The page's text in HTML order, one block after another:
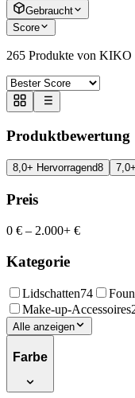
Gebraucht
Score
265 Produkte von KIKO
Produktbewertung
8,0+ Hervorragend8
Preis
0 € – 2.000+ €
Kategorie
Lidschatten74
Make-up-Accessoires
Alle anzeigen
Farbe